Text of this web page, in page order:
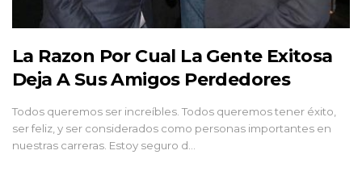
La Razon Por Cual La Gente Exitosa
Deja A Sus Amigos Perdedores
Todos queremos ser increíbles. Todos queremos tener éxito,
ser feliz, y ser considerados como personas importantes en
nuestras carreras. Estoy seguro d…